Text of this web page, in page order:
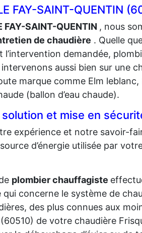
FAY-SAINT-QUENTIN
SAINT-QUENTIN , nous
de chaudière . Quelle
l’intervention demandée,
aussi bien sur une
marque comme Elm
(ballon d’eau chaude).
et mise en
expérience et notre savoir-
d’énergie utilisée par
plombier chauffagiste
concerne le système de
des plus connues aux
de votre chaudière